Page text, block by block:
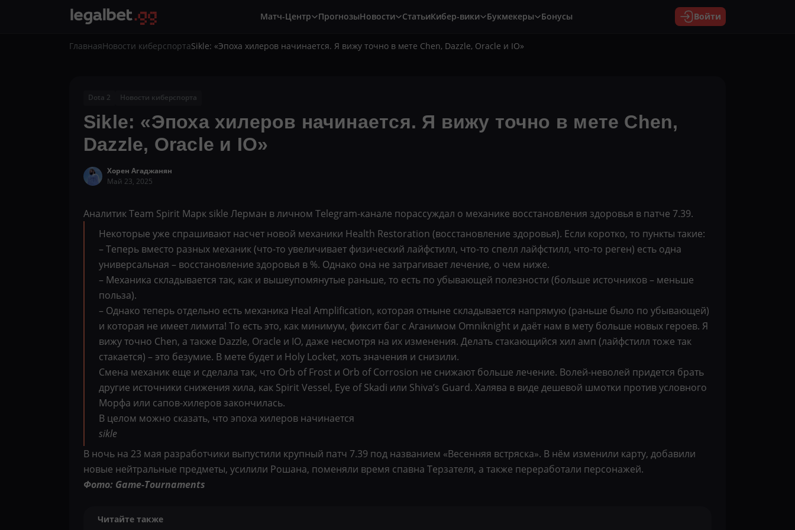
Матч-Центр ПрогнозыНовости СтатьиКибер-вики Букмекеры Бонусы Войти
ГлавнаяНовости киберспортаSikle: «Эпоха хилеров начинается. Я вижу точно в мете Chen, Dazzle, Oracle и IO»
Dota 2 Новости киберспорта
Sikle: «Эпоха хилеров начинается. Я вижу точно в мете Chen,
Dazzle, Oracle и IO»
Хорен Агаджанян
Май 23, 2025
Аналитик Team Spirit Марк sikle Лерман в личном Telegram-канале порассуждал о механике восстановления здоровья в патче 7.39.
Некоторые уже спрашивают насчет новой механики Health Restoration (восстановление здоровья). Если коротко, то пункты такие:
– Теперь вместо разных механик (что-то увеличивает физический лайфстилл, что-то спелл лайфстилл, что-то реген) есть одна
универсальная – восстановление здоровья в %. Однако она не затрагивает лечение, о чем ниже.
– Механика складывается так, как и вышеупомянутые раньше, то есть по убывающей полезности (больше источников – меньше
польза).
– Однако теперь отдельно есть механика Heal Amplification, которая отныне складывается напрямую (раньше было по убывающей)
и которая не имеет лимита! То есть это, как минимум, фиксит баг с Аганимом Omniknight и даёт нам в мету больше новых героев. Я
вижу точно Chen, а также Dazzle, Oracle и IO, даже несмотря на их изменения. Делать стакающийся хил амп (лайфстилл тоже так
стакается) – это безумие. В мете будет и Holy Locket, хоть значения и снизили.
Смена механик еще и сделала так, что Orb of Frost и Orb of Corrosion не снижают больше лечение. Волей-неволей придется брать
другие источники снижения хила, как Spirit Vessel, Eye of Skadi или Shiva’s Guard. Халява в виде дешевой шмотки против условного
Морфа или сапов-хилеров закончилась.
В целом можно сказать, что эпоха хилеров начинается
sikle
В ночь на 23 мая разработчики выпустили крупный патч 7.39 под названием «Весенняя встряска». В нём изменили карту, добавили
новые нейтральные предметы, усилили Рошана, поменяли время спавна Терзателя, а также переработали персонажей.
Фото: Game-Tournaments
Читайте также